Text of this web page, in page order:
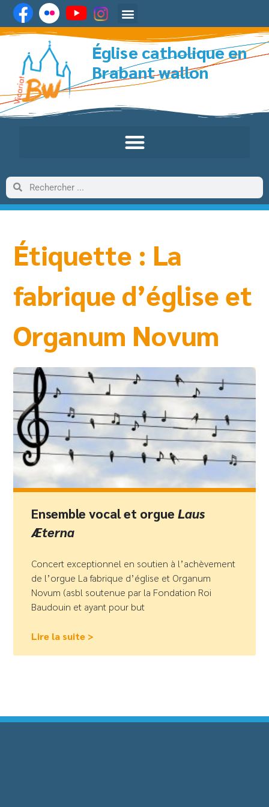
Église catholique en
Brabant wallon
Étiquette : La
fabrique d’église et
Organum Novum
Ensemble vocal et orgueLaus
Æterna
Concert exceptionnel en soutien à l’achèvement
de l’orgue La fabrique d’église et Organum
Novum (asbl soutenue par la Fondation Roi
Baudouin et ayant pour but
Lire la suite >